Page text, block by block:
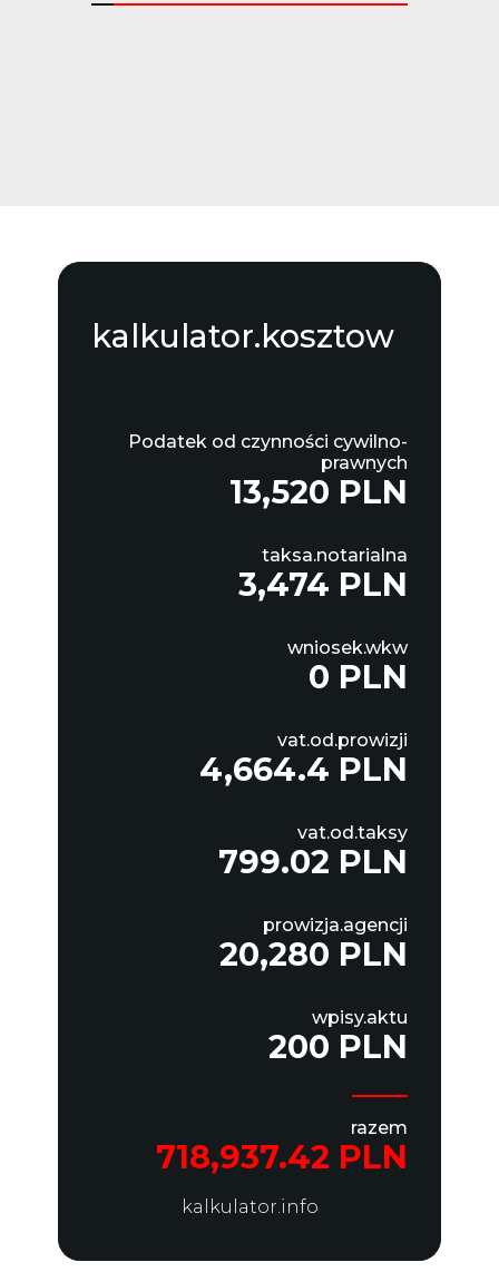
kalkulator.kosztow
Podatek od czynności cywilno-
prawnych
13,520 PLN
taksa.notarialna
3,474 PLN
wniosek.wkw
0 PLN
vat.od.prowizji
4,664.4 PLN
vat.od.taksy
799.02 PLN
prowizja.agencji
20,280 PLN
wpisy.aktu
200 PLN
razem
718,937.42 PLN
kalkulator.info